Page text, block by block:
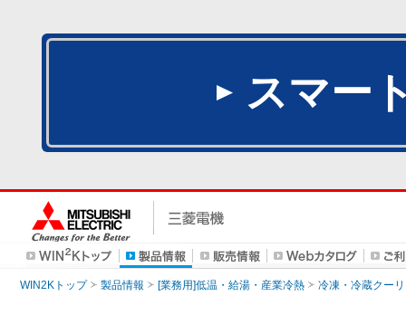
スマー
WIN2Kトップ 製品情報 [業務用]低温・給湯・産業冷熱 冷凍・冷蔵クー